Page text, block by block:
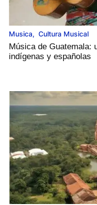
Musica, Cultura Musical
Música de Guatemala:
indígenas y españolas